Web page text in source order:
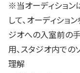
※当オーディション
して、オーディショ
ジオへの入室前の
用、スタジオ内での
理解